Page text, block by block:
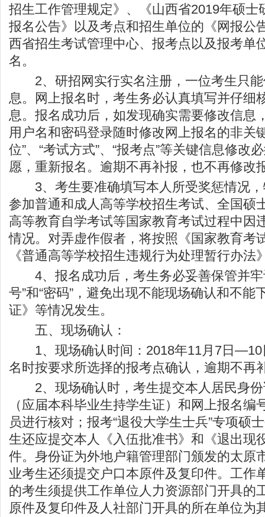
招生工作管理规定》、《山西省2019年硕士
报名公告》以及考点和招生单位的《网报公
西省招生考试管理中心、报考点以及报考单
名。
2、研招网实行实名注册，一位考生只能
息。网上报名时，考生务必认真填写并仔细
息。报名成功后，如发现确实需要修改信息
用户名和密码登录随时修改网上报名的非关
位”、“考试方式”、“报考点”等关键信息修改
愿，重新报名。逾期不再补报，也不再修改
3、考生要准确填写本人所受奖惩情况，
参加普通和成人高等学校招生考试、全国硕
高等教育自学考试等国家教育考试过程中因
情况。对弄虚作假者，将按照《国家教育考
《普通高等学校招生违规行为处理暂行办法
4、报名成功后，考生务必妥善保管并牢
号”和“密码”，避免出现不能现场确认和不能
证》等情况发生。
五、现场确认：
1、现场确认时间：2018年11月7日—10
名时按要求所选择的报考点确认，逾期不再
2、现场确认时，考生提交本人居民身份
（应届本科毕业生持学生证）和网上报名编
员进行核对；报考“退役大学生士兵”专项硕
生还应提交本人《入伍批准书》和《退出现
件。身份证为外地户籍管理部门颁发的太原
业考生还须提交户口本原件及复印件。工作
的考生须提供工作单位人力资源部门开具的
原件及复印件及人社部门开具的所在单位为